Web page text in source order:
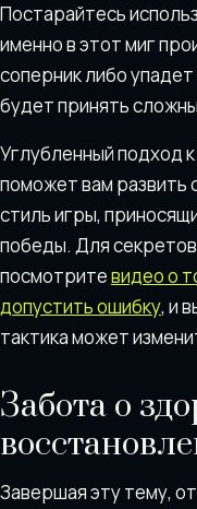
Постарайтесь
именно в этот миг
соперник либо
будет принять
Углубленный подход
поможет вам развить
стиль игры,
победы. Для
посмотритевидео о
допустить ошибку, и
тактика может
Забота о
Завершая эту тему,